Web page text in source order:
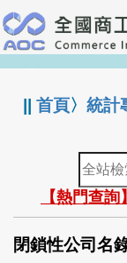
跳
到
主
要
:::
||首頁〉統計
全
站
檢
索
【熱門查
閉鎖性公司名